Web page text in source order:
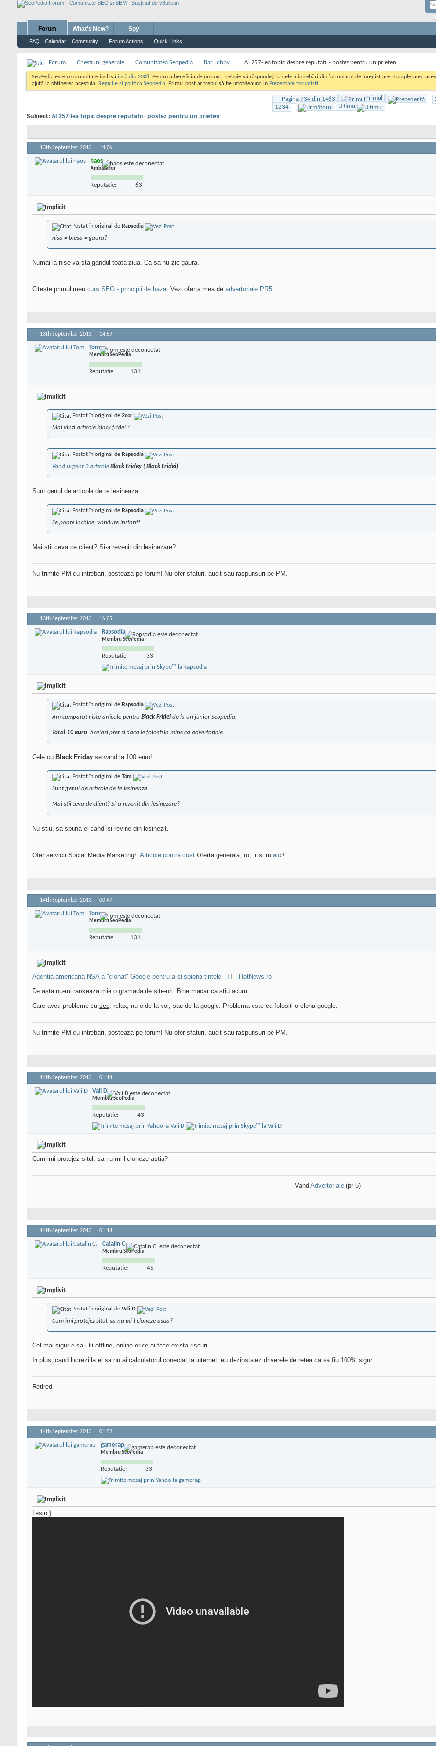
Forum
FAQ Calendar Community Forum Actions Quick Links
What's New? Spy
Forum Chestiuni generale Comunitatea Seopedia Bar, lobby... Al 257-lea topic despre reputatii - postez pentru un prieten
SeoPedia este o comunitate inchisă incă din 2008. Pentru a beneficia de un cont, trebuie să răspundeți la cele 5 întrebări din formularul de înregistrare. Completarea
ajută la obținerea acestuia. Regulile si politica Seopedia. Primul post ar trebui să fie intotdeauna in Prezentare forumisti.
Pagina 734 din 1463 Primul ...
1234 ... Ultimul
Subiect: Al 257-lea topic despre reputatii - postez pentru un prieten
13th September 2013, 14:06
haos
Ambasador
Reputatie: 63
Postat în original de Rapsodia
nisa = bresa = gaura?
Numai la nise va sta gandul toata ziua. Ca sa nu zic gaura.
Citeste primul meu curs SEO - principii de baza. Vezi oferta mea de advertoriale PR5.
13th September 2013, 14:59
Tom
Membru SeoPedia
Reputatie: 131
Postat în original de 2dor
Mai vinzi articole black fridei ?
Postat în original de Rapsodia
Vand urgent 3 articole Black Fridey ( Black Fridei).
Sunt genul de articole de te lesineaza.
Postat în original de Rapsodia
Se poate inchide, vandute instant!
Mai stii ceva de client? Si-a revenit din lesinezare?
Nu trimite PM cu intrebari, posteaza pe forum! Nu ofer sfaturi, audit sau raspunsuri pe PM.
13th September 2013, 16:05
Rapsodia
Membru SeoPedia
Reputatie: 33
Postat în original de Rapsodia
Am cumparat niste articole pentru Black Fridei de la un junior Seopedia,
Total 10 euro. Acelasi pret si daca le folosti la mine ca advertoriale.
Cele cu Black Friday se vand la 100 euro!
Postat în original de Tom
Sunt genul de articole de te lesineaza.
Mai stii ceva de client? Si-a revenit din lesinezare?
Nu stiu, sa spuna el cand isi revine din lesinezit.
Ofer servicii Social Media Marketing!. Articole contra cost Oferta generala, ro, fr si ru aici!
14th September 2013, 00:47
Tom
Membru SeoPedia
Reputatie: 131
Agentia americana NSA a "clonat" Google pentru a-si spiona tintele - IT - HotNews.ro
De asta nu-mi rankeaza mie o gramada de site-uri. Bine macar ca stiu acum.
Care aveti probleme cu seo, relax, nu e de la voi, sau de la google. Problema este ca folositi o clona google.
Nu trimite PM cu intrebari, posteaza pe forum! Nu ofer sfaturi, audit sau raspunsuri pe PM.
14th September 2013, 01:14
Vali D
Membru SeoPedia
Reputatie: 43
Cum imi protejez situl, sa nu mi-l cloneze astia?
Vand Advertoriale (pr 5)
14th September 2013, 01:18
Catalin C.
Membru SeoPedia
Reputatie: 45
Postat în original de Vali D
Cum imi protejez situl, sa nu mi-l cloneze astia?
Cel mai sigur e sa-l tii offline, online orice ai face exista riscuri.
In plus, cand lucrezi la el sa nu ai calculatorul conectat la internet, eu dezinstalez driverele de retea ca sa fiu 100% sigur.
Retired
14th September 2013, 01:52
gamerap
Membru SeoPedia
Reputatie: 33
Lesin )